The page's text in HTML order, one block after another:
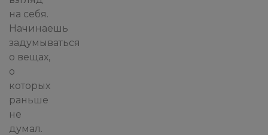
на себя.
Начинаешь
задумываться
о вещах,
о
которых
раньше
не
думал.